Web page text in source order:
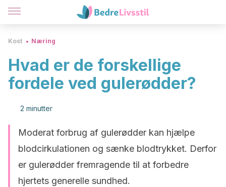
Kost Næring
Hvad er de forskellige
fordele ved gulerødder?
2 minutter
Moderat forbrug af gulerødder kan hjælpe
blodcirkulationen og sænke blodtrykket. Derfor
er gulerødder fremragende til at forbedre
hjertets generelle sundhed.